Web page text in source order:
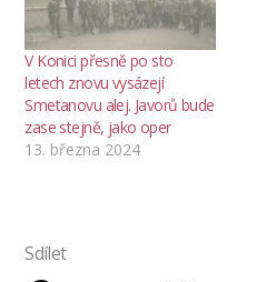
V Konici přesně po sto
letech znovu vysázejí
Smetanovu alej. Javorů bude
zase stejně, jako oper
13. března 2024
Sdílet